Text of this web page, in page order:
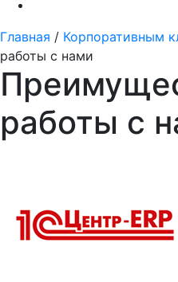
Главная / Корпоративным
работы с нами
работы с